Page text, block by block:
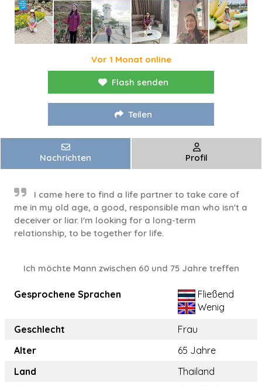
Vor 1 Monat online
Flash senden
Teilen
Nachrichten Profil
I came here to find a life partner to take care of
me in my old age, a good, responsible man who isn't a
deceiver or liar. I'm looking for a long-term
relationship, to be together for life.
Ich möchte Mann zwischen 60 und 75 Jahre treffen
Gesprochene Sprachen
Fließend
Wenig
Geschlecht
Frau
Alter
65 Jahre
Land
Thailand